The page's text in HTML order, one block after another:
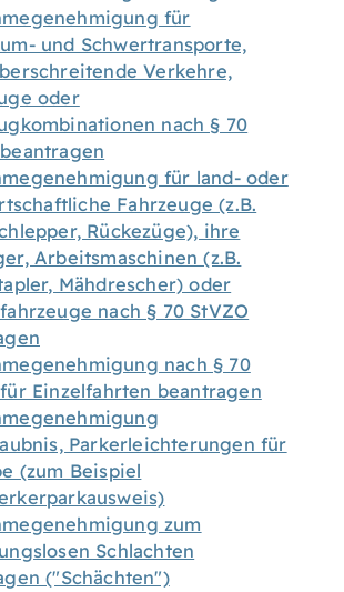
für
und Schwertransporte,
Verkehre,
oder
nach § 70
für land- oder
Fahrzeuge (z.B.
Rückezüge), ihre
Arbeitsmaschinen (z.B.
Mähdrescher) oder
nach § 70 StVZO
nach § 70
Einzelfahrten beantragen
Parkerleichterungen für
(zum Beispiel
zum
Schlachten
("Schächten")